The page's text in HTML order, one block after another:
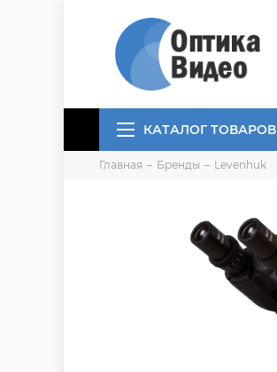
КАТАЛОГ ТОВАРОВ
Главная Бренды Levenhuk